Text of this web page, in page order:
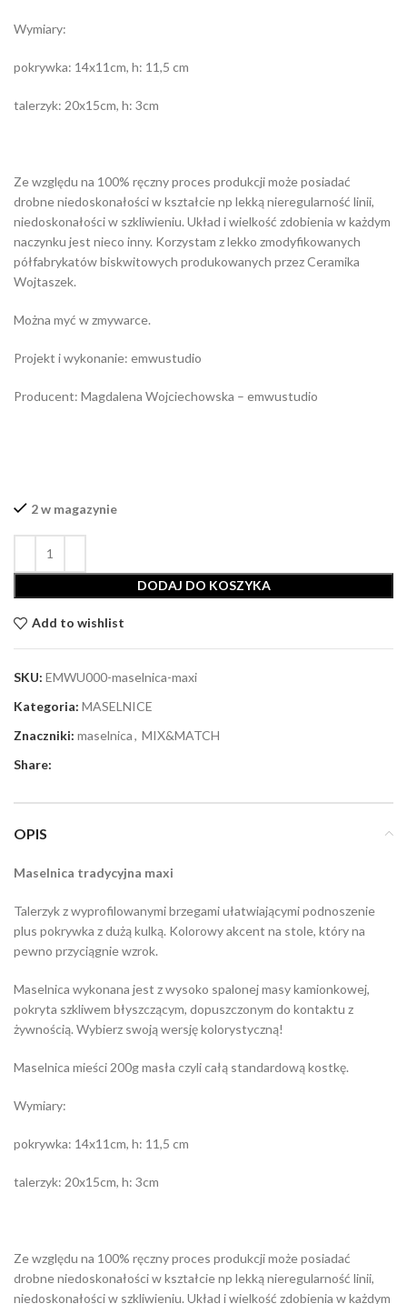
Wymiary:
pokrywka: 14x11cm, h: 11,5 cm
talerzyk: 20x15cm, h: 3cm
Ze względu na 100% ręczny proces produkcji może posiadać
drobne niedoskonałości w kształcie np lekką nieregularność linii,
niedoskonałości w szkliwieniu. Układ i wielkość zdobienia w każdym
naczynku jest nieco inny. Korzystam z lekko zmodyfikowanych
półfabrykatów biskwitowych produkowanych przez Ceramika
Wojtaszek.
Można myć w zmywarce.
Projekt i wykonanie: emwustudio
Producent: Magdalena Wojciechowska – emwustudio
2 w magazynie
DODAJ DO KOSZYKA
Add to wishlist
SKU: EMWU000-maselnica-maxi
Kategoria: MASELNICE
Znaczniki: maselnica, MIX&MATCH
Share:
OPIS
Maselnica tradycyjna maxi
Talerzyk z wyprofilowanymi brzegami ułatwiającymi podnoszenie
plus pokrywka z dużą kulką. Kolorowy akcent na stole, który na
pewno przyciągnie wzrok.
Maselnica wykonana jest z wysoko spalonej masy kamionkowej,
pokryta szkliwem błyszczącym, dopuszczonym do kontaktu z
żywnością. Wybierz swoją wersję kolorystyczną!
Maselnica mieści 200g masła czyli całą standardową kostkę.
Wymiary:
pokrywka: 14x11cm, h: 11,5 cm
talerzyk: 20x15cm, h: 3cm
Ze względu na 100% ręczny proces produkcji może posiadać
drobne niedoskonałości w kształcie np lekką nieregularność linii,
niedoskonałości w szkliwieniu. Układ i wielkość zdobienia w każdym